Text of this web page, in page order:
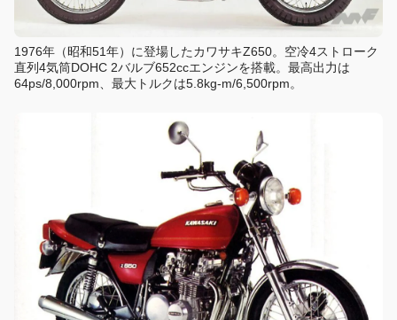
1976年（昭和51年）に登場したカワサキZ650。空冷4ストローク
直列4気筒DOHC 2バルブ652ccエンジンを搭載。最高出力は
64ps/8,000rpm、最大トルクは5.8kg-m/6,500rpm。